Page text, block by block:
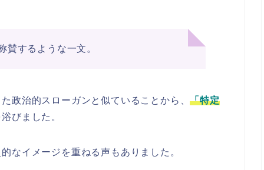
賛するような一文。
政治的スローガンと似ていることから、「特定
びました。
なイメージを重ねる声もありました。